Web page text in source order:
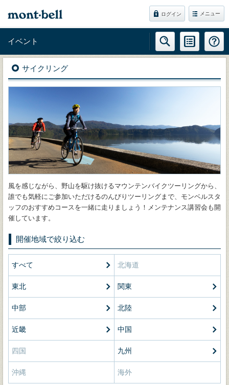
ログイン メニュー
イベント
サイクリング
風を感じながら、野山を駆け抜けるマウンテンバイクツーリングから、
誰でも気軽にご参加いただけるのんびりツーリングまで、モンベルスタ
ッフのおすすめコースを一緒に走りましょう！メンテナンス講習会も開
催しています。
開催地域で絞り込む
すべて 北海道
東北 関東
中部 北陸
近畿 中国
四国 九州
沖縄 海外